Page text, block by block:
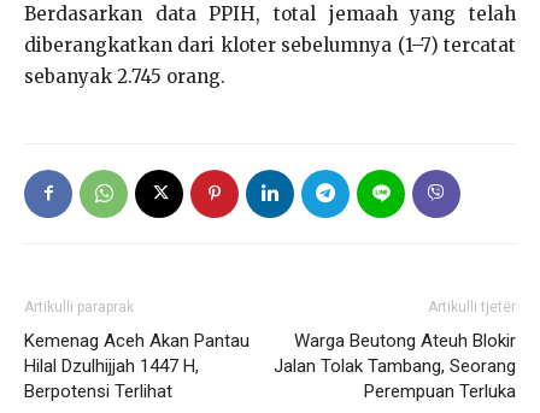
Berdasarkan data PPIH, total jemaah yang telah
diberangkatkan dari kloter sebelumnya (1–7) tercatat
sebanyak 2.745 orang.
Artikulli paraprak
Kemenag Aceh Akan Pantau
Hilal Dzulhijjah 1447 H,
Berpotensi Terlihat
Artikulli tjetër
Warga Beutong Ateuh Blokir
Jalan Tolak Tambang, Seorang
Perempuan Terluka